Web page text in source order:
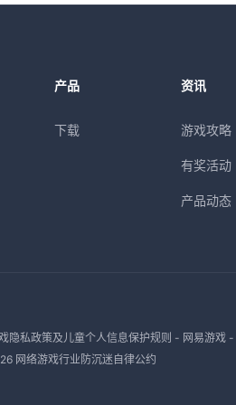
产品
下载
资讯
游戏攻略
有奖活动
产品动态
隐私政策及儿童个人信息保护规则 - 网易游戏-
网络游戏行业防沉迷自律公约